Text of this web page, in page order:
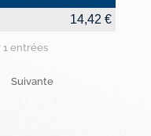
Prix Public HT
14,42 €
1 entrées
Suivante